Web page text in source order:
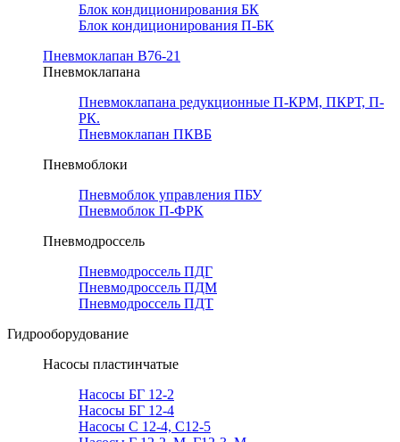
Блок кондиционирования БК
Блок кондиционирования П-БК
Пневмоклапан В76-21
Пневмоклапана
Пневмоклапана редукционные П-КРМ, ПКРТ, П-
РК.
Пневмоклапан ПКВБ
Пневмоблоки
Пневмоблок управления ПБУ
Пневмоблок П-ФРК
Пневмодроссель
Пневмодроссель ПДГ
Пневмодроссель ПДМ
Пневмодроссель ПДТ
Гидрооборудование
Насосы пластинчатые
Насосы БГ 12-2
Насосы БГ 12-4
Насосы С 12-4, С12-5